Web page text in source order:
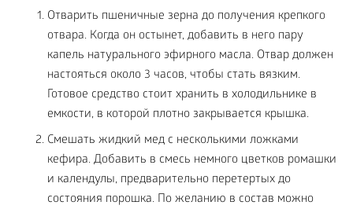
Отварить пшеничные зерна до получения крепкого
отвара. Когда он остынет, добавить в него пару
капель натурального эфирного масла. Отвар должен
настояться около 3 часов, чтобы стать вязким.
Готовое средство стоит хранить в холодильнике в
емкости, в которой плотно закрывается крышка.
Смешать жидкий мед с несколькими ложками
кефира. Добавить в смесь немного цветков ромашки
и календулы, предварительно перетертых до
состояния порошка. По желанию в состав можно